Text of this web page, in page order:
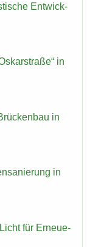
Ent­wick­
in
in
in
für Er­neue­